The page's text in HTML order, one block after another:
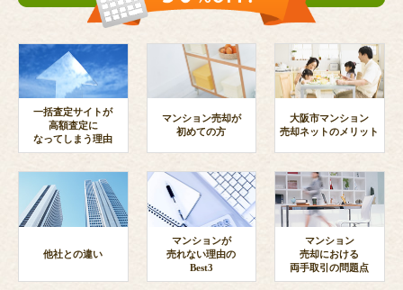
一括査定サイトが
高額査定に
なってしまう理由
マンション売却が
初めての方
大阪市マンション
売却ネットのメリット
他社との違い
マンションが
売れない理由の
Best3
マンション
売却における
両手取引の問題点